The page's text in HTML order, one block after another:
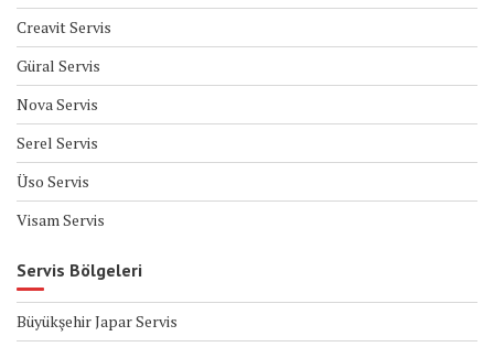
Creavit Servis
Güral Servis
Nova Servis
Serel Servis
Üso Servis
Visam Servis
Servis Bölgeleri
Büyükşehir Japar Servis